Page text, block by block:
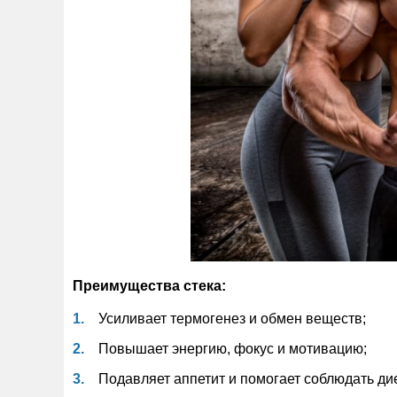
Преимущества стека:
Усиливает термогенез и обмен веществ;
Повышает энергию, фокус и мотивацию;
Подавляет аппетит и помогает соблюдать